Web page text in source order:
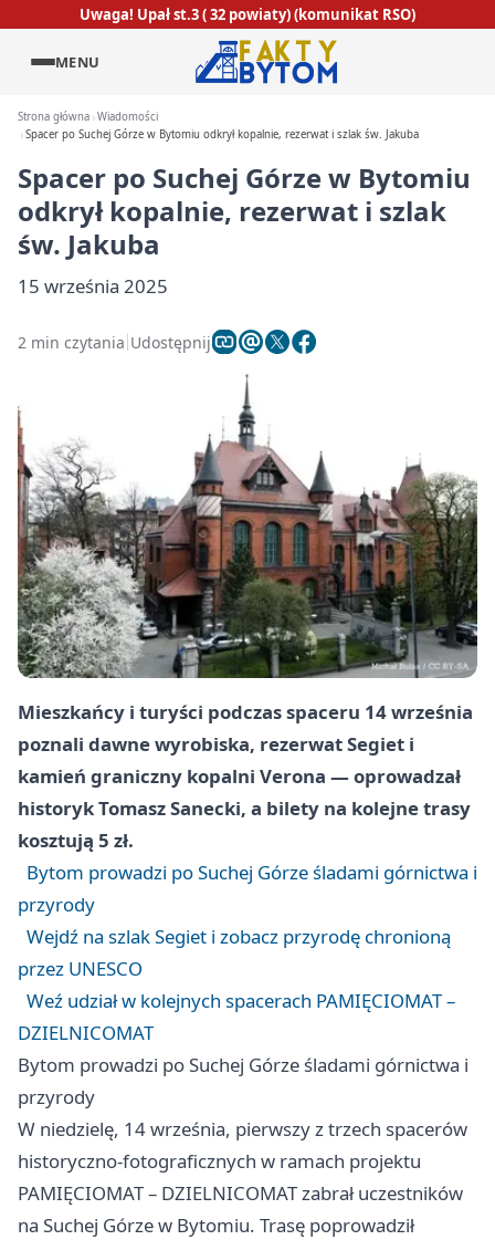
Uwaga! Upał st.3 ( 32 powiaty) (komunikat RSO)
MENU
Strona główna Wiadomości
Spacer po Suchej Górze w Bytomiu odkrył kopalnie, rezerwat i szlak św. Jakuba
Spacer po Suchej Górze w Bytomiu
odkrył kopalnie, rezerwat i szlak
św. Jakuba
15 września 2025
2 min czytania Udostępnij
Mieszkańcy i turyści podczas spaceru 14 września
poznali dawne wyrobiska, rezerwat Segiet i
kamień graniczny kopalni Verona — oprowadzał
historyk Tomasz Sanecki, a bilety na kolejne trasy
kosztują 5 zł.
Bytom prowadzi po Suchej Górze śladami górnictwa i
przyrody
Wejdź na szlak Segiet i zobacz przyrodę chronioną
przez UNESCO
Weź udział w kolejnych spacerach PAMIĘCIOMAT –
DZIELNICOMAT
Bytom prowadzi po Suchej Górze śladami górnictwa i
przyrody
W niedzielę, 14 września, pierwszy z trzech spacerów
historyczno-fotograficznych w ramach projektu
PAMIĘCIOMAT – DZIELNICOMAT zabrał uczestników
na Suchej Górze w Bytomiu. Trasę poprowadził